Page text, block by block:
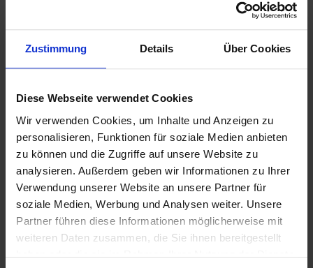
Zustimmung Details Über Cookies
Diese Webseite verwendet Cookies
Wir verwenden Cookies, um Inhalte und Anzeigen zu
personalisieren, Funktionen für soziale Medien anbieten
zu können und die Zugriffe auf unsere Website zu
analysieren. Außerdem geben wir Informationen zu Ihrer
Verwendung unserer Website an unsere Partner für
soziale Medien, Werbung und Analysen weiter. Unsere
Partner führen diese Informationen möglicherweise mit
weiteren Daten zusammen, die Sie ihnen bereitgestellt
haben oder die sie im Rahmen Ihrer Nutzung der Dienste
Прив.-доц. д-р мед. Панагиотис Теодору
Наши услуги
Стоимость лечения
Страхование рисков
Финансирование
Наши контакты